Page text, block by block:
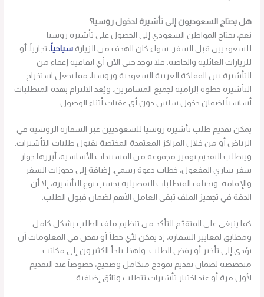
هل يحتاج السعوديون إلى تأشيرة لدخول روسيا؟
نعم، يحتاج المواطن السعودي إلى الحصول على تأشيره روسيا
للسعوديين قبل السفر، سواء كان الهدف من الزيارةسياحياً، تجارياً، أو
للزيارات العائلية والخاصة. فلا توجد حتى الآن أي اتفاقية إعفاء من
التأشيرة بين المملكة العربية السعودية وروسيا، مما يجعل استخراج
التأشيرة خطوة إلزامية لجميع المسافرين. ويُعد الالتزام بهذه المتطلبات
أساسياً لضمان دخول سلس دون أي عقبات أثناء الوصول.
يمكن تقديم طلب تأشيره روسيا للسعوديين عبر السفارة الروسية في
الرياض أو من خلال المراكز المعتمدة المختصة بقبول طلبات التأشيرات.
ويتطلب التقديم توفير مجموعة من المستندات الأساسية، أبرزها جواز
سفر ساري المفعول، خطاب دعوة رسمي، إضافة إلى حجوزات السفر
والإقامة. وتختلف المتطلبات التفصيلية بحسب نوع التأشيرة، إلا أن
الدقة في تجهيز الملف تبقى العامل الأهم لضمان قبول الطلب.
كما ينبغي على المتقدّم التأكد من تنظيم ملف الطلب بشكل كامل
ومطابق لمعايير السفارة، إذ يمكن لأي خطأ أو نقص في المعلومات أن
يؤدي إلى تأخير أو رفض الطلب. ولهذا، يلجأ الكثيرون إلى مكاتب
متخصصة لضمان تقديم نموذج متكامل وصحيح، خصوصاً عند التقديم
لأول مرة أو عند اختيار تأشيرات تتطلب وثائق إضافية.